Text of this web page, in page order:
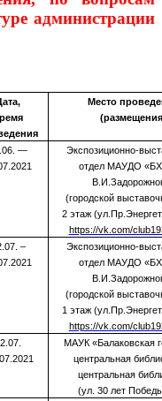
администрации
Место
—
Экспозиционно-
отдел МАУДО
(городской
2 этаж
https://vk.com/
–
Экспозиционно-
отдел МАУДО
(городской
1 этаж
https://vk.com/
МАУК «Балаковская
центральная
центральная
(ул. 30 лет